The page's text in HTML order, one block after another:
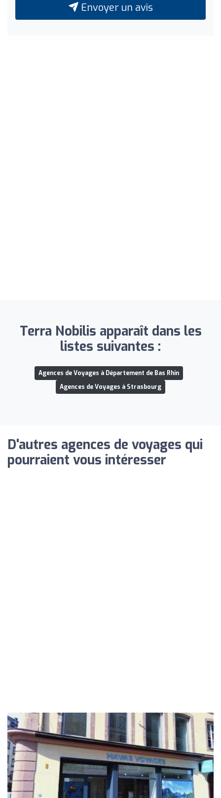
Envoyer un avis
Terra Nobilis apparaît dans les
listes suivantes :
Agences de Voyages à Département de Bas Rhin
Agences de Voyages à Strasbourg
D'autres agences de voyages qui
pourraient vous intéresser